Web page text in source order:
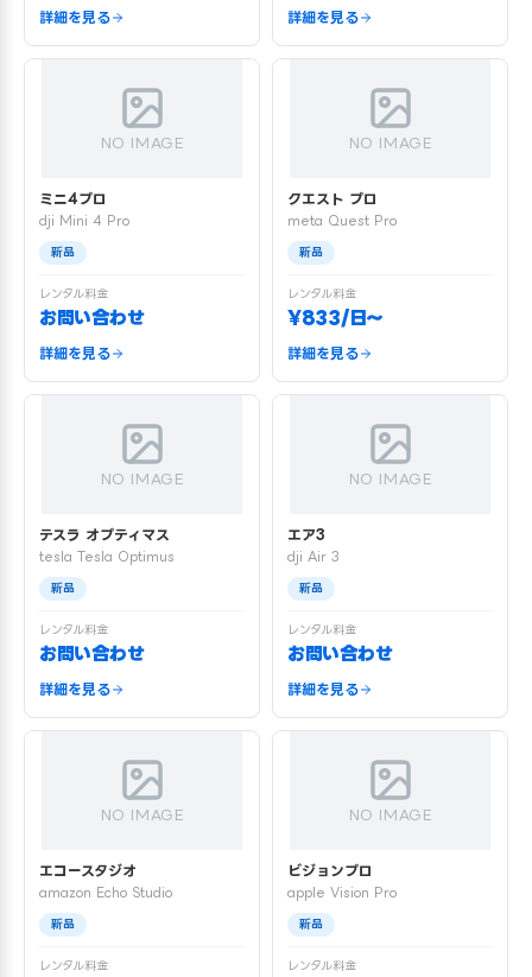
詳細を見る 詳細を見る
NO IMAGE
ミニ4プロ
dji Mini 4 Pro
新品
レンタル料金
お問い合わせ
詳細を見る
NO IMAGE
クエスト プロ
meta Quest Pro
新品
レンタル料金
¥833/日〜
詳細を見る
NO IMAGE
テスラ オプティマス
tesla Tesla Optimus
新品
レンタル料金
お問い合わせ
詳細を見る
NO IMAGE
エア3
dji Air 3
新品
レンタル料金
お問い合わせ
詳細を見る
NO IMAGE
エコースタジオ
amazon Echo Studio
新品
レンタル料金
NO IMAGE
ビジョンプロ
apple Vision Pro
新品
レンタル料金